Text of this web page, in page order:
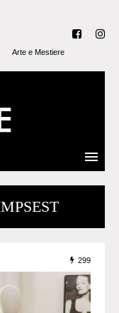
Arte e Mestiere
299